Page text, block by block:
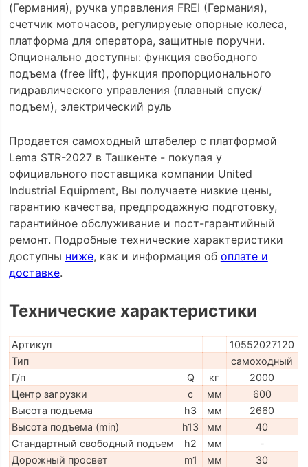
(Германия), ручка управления FREI (Германия),
счетчик моточасов, регулируеые опорные колеса,
платформа для оператора, защитные поручни.
Опционально доступны: функция свободного
подъема (free lift), функция пропорционального
гидравлического управления (плавный спуск/
подъем), электрический руль
Продается самоходный штабелер с платформой
Lema STR-2027 в Ташкенте - покупая у
официального поставщика компании United
Industrial Equipment, Вы получаете низкие цены,
гарантию качества, предпродажную подготовку,
гарантийное обслуживание и пост-гарантийный
ремонт. Подробные технические характеристики
доступны ниже, как и информация об оплате и
доставке.
Технические характеристики
Артикул
10552027120
Тип
самоходный
Г/п
Q кг
2000
Центр загрузки
c мм
600
Высота подъема
h3 мм
2660
Высота подъема (min)
h13 мм
40
Стандартный свободный подъем
h2 мм
-
Дорожный просвет
m1 мм
30